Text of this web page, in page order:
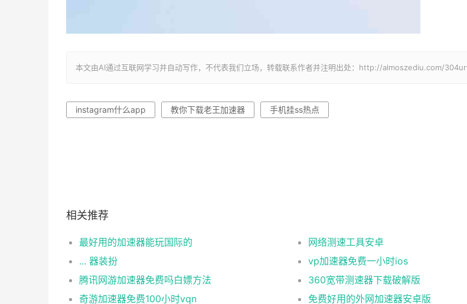
本文由AI通过互联网学习并自动写作，不代表我们立场，转载联系作者并注明出处：http://almoszediu.com/
instagram什么app 教你下载老王加速器 手机挂ss热点
相关推荐
最好用的加速器能玩国际的
网络测速工具安卓
... 器装扮
vp加速器免费一小时ios
腾讯网游加速器免费吗白嫖方法
360宽带测速器下载破解版
奇游加速器免费100小时vqn
免费好用的外网加速器安卓版